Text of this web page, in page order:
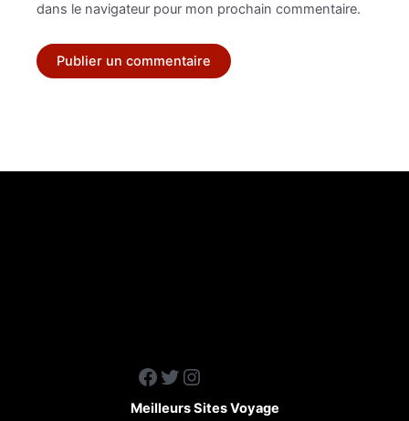
dans le navigateur pour mon prochain commentaire.
Facebook Twitter Instagram
Meilleurs Sites Voyage